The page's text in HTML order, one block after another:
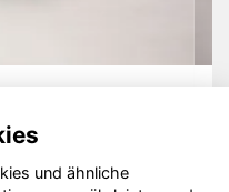
und ähnliche